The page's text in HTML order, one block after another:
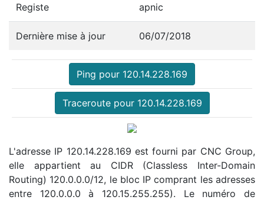
Registe apnic
Dernière mise à jour 06/07/2018
Ping pour 120.14.228.169
Traceroute pour 120.14.228.169
L'adresse IP 120.14.228.169 est fourni par CNC Group,
elle appartient au CIDR (Classless Inter-Domain
Routing) 120.0.0.0/12, le bloc IP comprant les adresses
entre 120.0.0.0 à 120.15.255.255). Le numéro de